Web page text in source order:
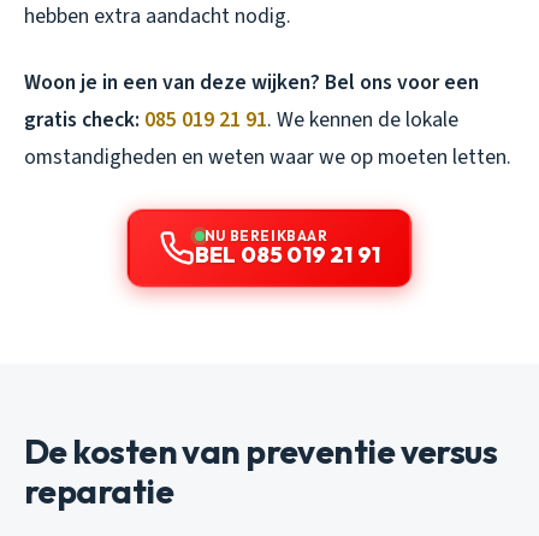
hebben extra aandacht nodig.
Woon je in een van deze wijken? Bel ons voor een
gratis check: 085 019 21 91. We kennen de lokale
omstandigheden en weten waar we op moeten letten.
NU BEREIKBAAR
BEL 085 019 21 91
De kosten van preventie versus
reparatie